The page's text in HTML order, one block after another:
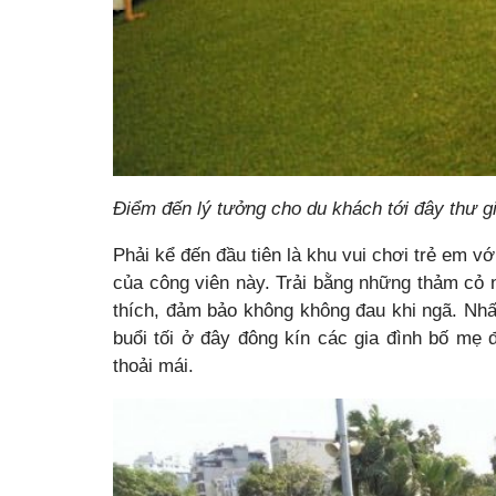
Điểm đến lý tưởng cho du khách tới đây thư
Phải kể đến đầu tiên là khu vui chơi trẻ em
của công viên này. Trải bằng những thảm
thích, đảm bảo không không đau khi ngã.
buổi tối ở đây đông kín các gia đình bố
thoải mái.